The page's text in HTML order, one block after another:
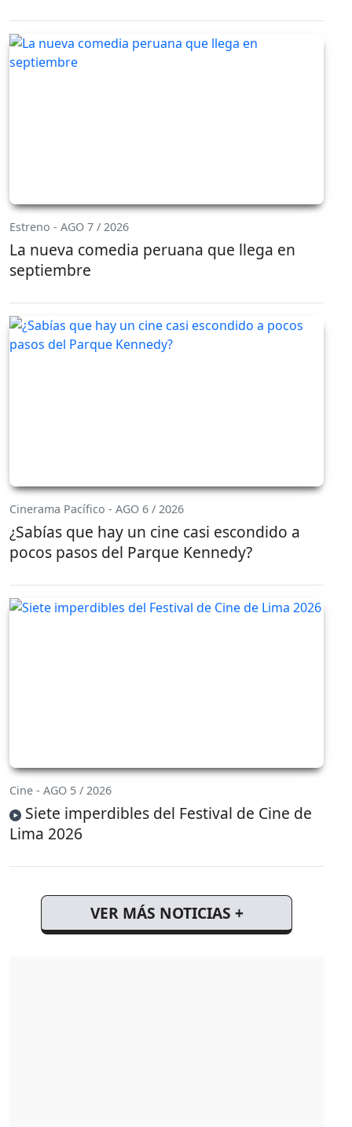
Estreno - AGO 7 / 2026
La nueva comedia peruana que llega en
septiembre
Cinerama Pacífico - AGO 6 / 2026
¿Sabías que hay un cine casi escondido a
pocos pasos del Parque Kennedy?
Cine - AGO 5 / 2026
Siete imperdibles del Festival de Cine de
Lima 2026
VER MÁS NOTICIAS +